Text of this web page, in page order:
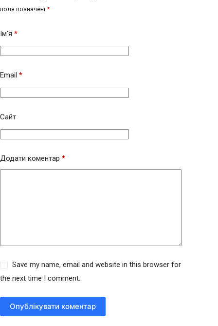
поля позначені *
Ім’я *
Email *
Сайт
Додати коментар *
Save my name, email and website in this browser for
the next time I comment.
Опублікувати коментар